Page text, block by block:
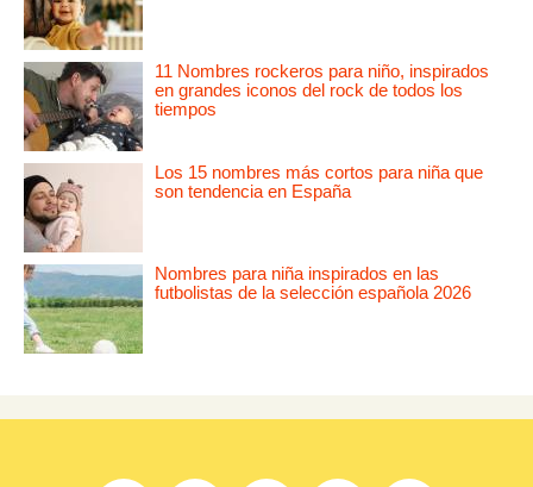
11 Nombres rockeros para niño, inspirados
en grandes iconos del rock de todos los
tiempos
Los 15 nombres más cortos para niña que
son tendencia en España
Nombres para niña inspirados en las
futbolistas de la selección española 2026